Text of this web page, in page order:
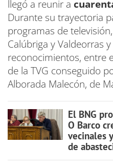
llegó a reunir a
Durante su trayectoria
programas de
Calúbriga y Valdeorras
reconocimientos, entre
de la TVG conseguido
Alborada Malecón, de
El BNG
O Barco
vecinales
de